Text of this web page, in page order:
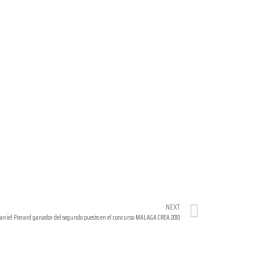
NEXT
Pierard ganador del segundo puesto en el concurso MALAGA CREA 2010